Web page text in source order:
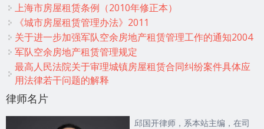
上海市房屋租赁条例（2010年修正本）
《城市房屋租赁管理办法》2011
关于进一步加强军队空余房地产租赁管理工作的通知2004
军队空余房地产租赁管理规定
最高人民法院关于审理城镇房屋租赁合同纠纷案件具体应
用法律若干问题的解释
律师名片
邱国开律师，系本站主编，在司